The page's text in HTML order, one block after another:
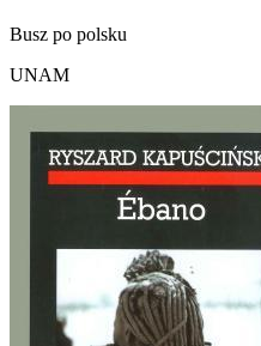
Busz po polsku
UNAM